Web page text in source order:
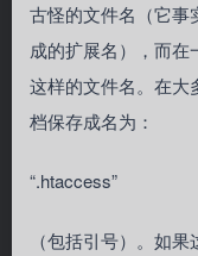
古怪的文件名（它事
成的扩展名），而在
这样的文件名。在大
档保存成名为：
“.htaccess”
（包括引号）。如